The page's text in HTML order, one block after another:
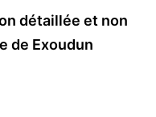
détaillée et non
de Exoudun